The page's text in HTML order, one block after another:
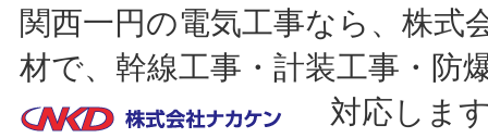
関西一円の電気工事なら、株式
材で、幹線工事・計装工事・防
対応しま